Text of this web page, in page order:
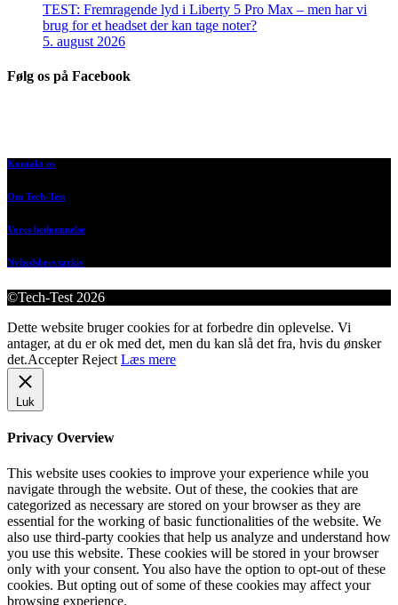
TEST: Fremragende lyd i Liberty 5 Pro Max – men har vi
brug for et headset der kan tage noter?
5. august 2026
Følg os på Facebook
Kontakt os
Om Tech-Test
Vores bedømmelse
Nyhedsbrevsarkiv
©Tech-Test 2026
Dette website bruger cookies for at forbedre din oplevelse. Vi
antager, at du er ok med det, men du kan slå det fra, hvis du ønsker
det.Accepter Reject Læs mere
Luk
Privacy Overview
This website uses cookies to improve your experience while you
navigate through the website. Out of these, the cookies that are
categorized as necessary are stored on your browser as they are
essential for the working of basic functionalities of the website. We
also use third-party cookies that help us analyze and understand how
you use this website. These cookies will be stored in your browser
only with your consent. You also have the option to opt-out of these
cookies. But opting out of some of these cookies may affect your
browsing experience.